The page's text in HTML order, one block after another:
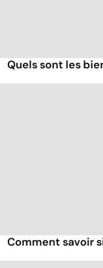
Quels sont les
Comment savoir